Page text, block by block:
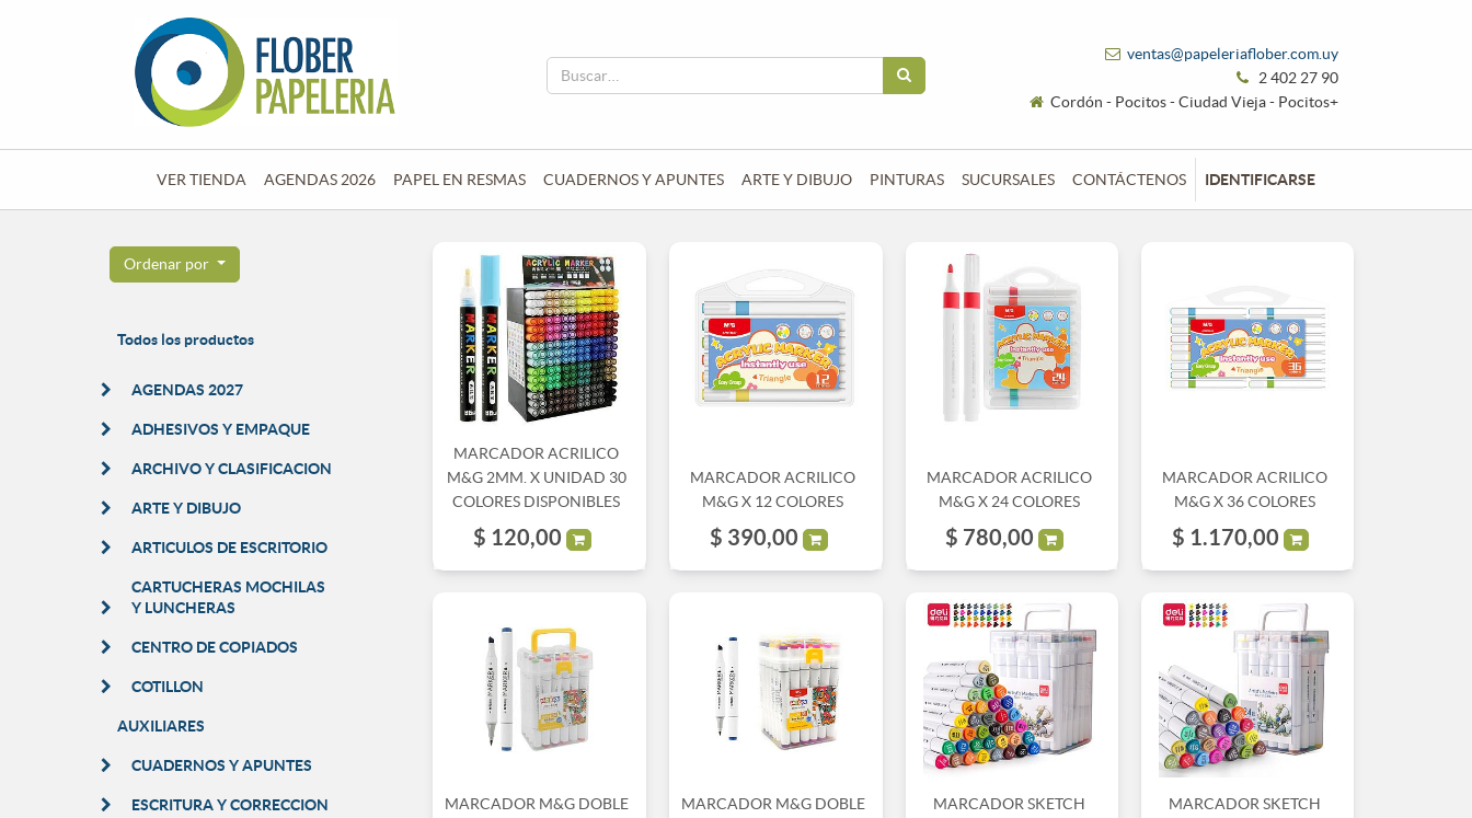
ventas@papeleriaflober.com.uy
2 402 27 90
Cordón - Pocitos - Ciudad Vieja - Pocitos+
VER TIENDA AGENDAS 2026 PAPEL EN RESMAS CUADERNOS Y APUNTES ARTE Y DIBUJO PINTURAS SUCURSALES CONTÁCTENOS IDENTIFICARSE
Ordenar por
Todos los productos
AGENDAS 2027
ADHESIVOS Y EMPAQUE
ARCHIVO Y CLASIFICACION
ARTE Y DIBUJO
ARTICULOS DE ESCRITORIO
CARTUCHERAS MOCHILAS
Y LUNCHERAS
CENTRO DE COPIADOS
COTILLON
AUXILIARES
CUADERNOS Y APUNTES
ESCRITURA Y CORRECCION
MARCADOR ACRILICO
M&G 2MM. X UNIDAD 30
COLORES DISPONIBLES
$ 120,00
MARCADOR ACRILICO
M&G X 12 COLORES
$ 390,00
MARCADOR ACRILICO
M&G X 24 COLORES
$ 780,00
MARCADOR ACRILICO
M&G X 36 COLORES
$ 1.170,00
MARCADOR M&G DOBLE
MARCADOR M&G DOBLE
MARCADOR SKETCH
MARCADOR SKETCH